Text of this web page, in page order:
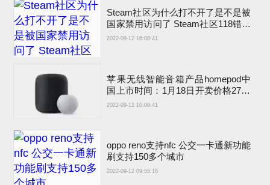
Steam社区为什么打不开了是不是被
国家禁用访问了 Steam社区118错误
解决方法
2022-09-12 16:08:41
苹果无线智能音箱产品homepod中
国上市时间：1月18日开卖价格2799
元会出新款的吗
2022-09-12 10:09:41
oppo reno支持nfc 公交一卡通新功能
刷支持150多个城市
2022-09-12 09:55:18